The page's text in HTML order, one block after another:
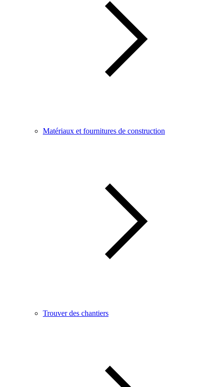
Matériaux et fournitures de construction
Trouver des chantiers